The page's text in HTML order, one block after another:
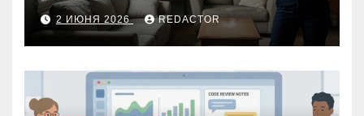
2 ИЮНЯ 2026 REDACTOR